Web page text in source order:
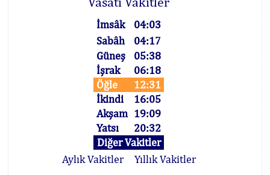
İmsâk
04:03
Sabâh
04:17
Güneş
05:38
İşrak
06:18
Öğle
12:31
İkindi
16:05
Akşam 19:09
Yatsı
20:32
Diğer Vakitler
Aylık Vakitler
Yıllık Vakitler